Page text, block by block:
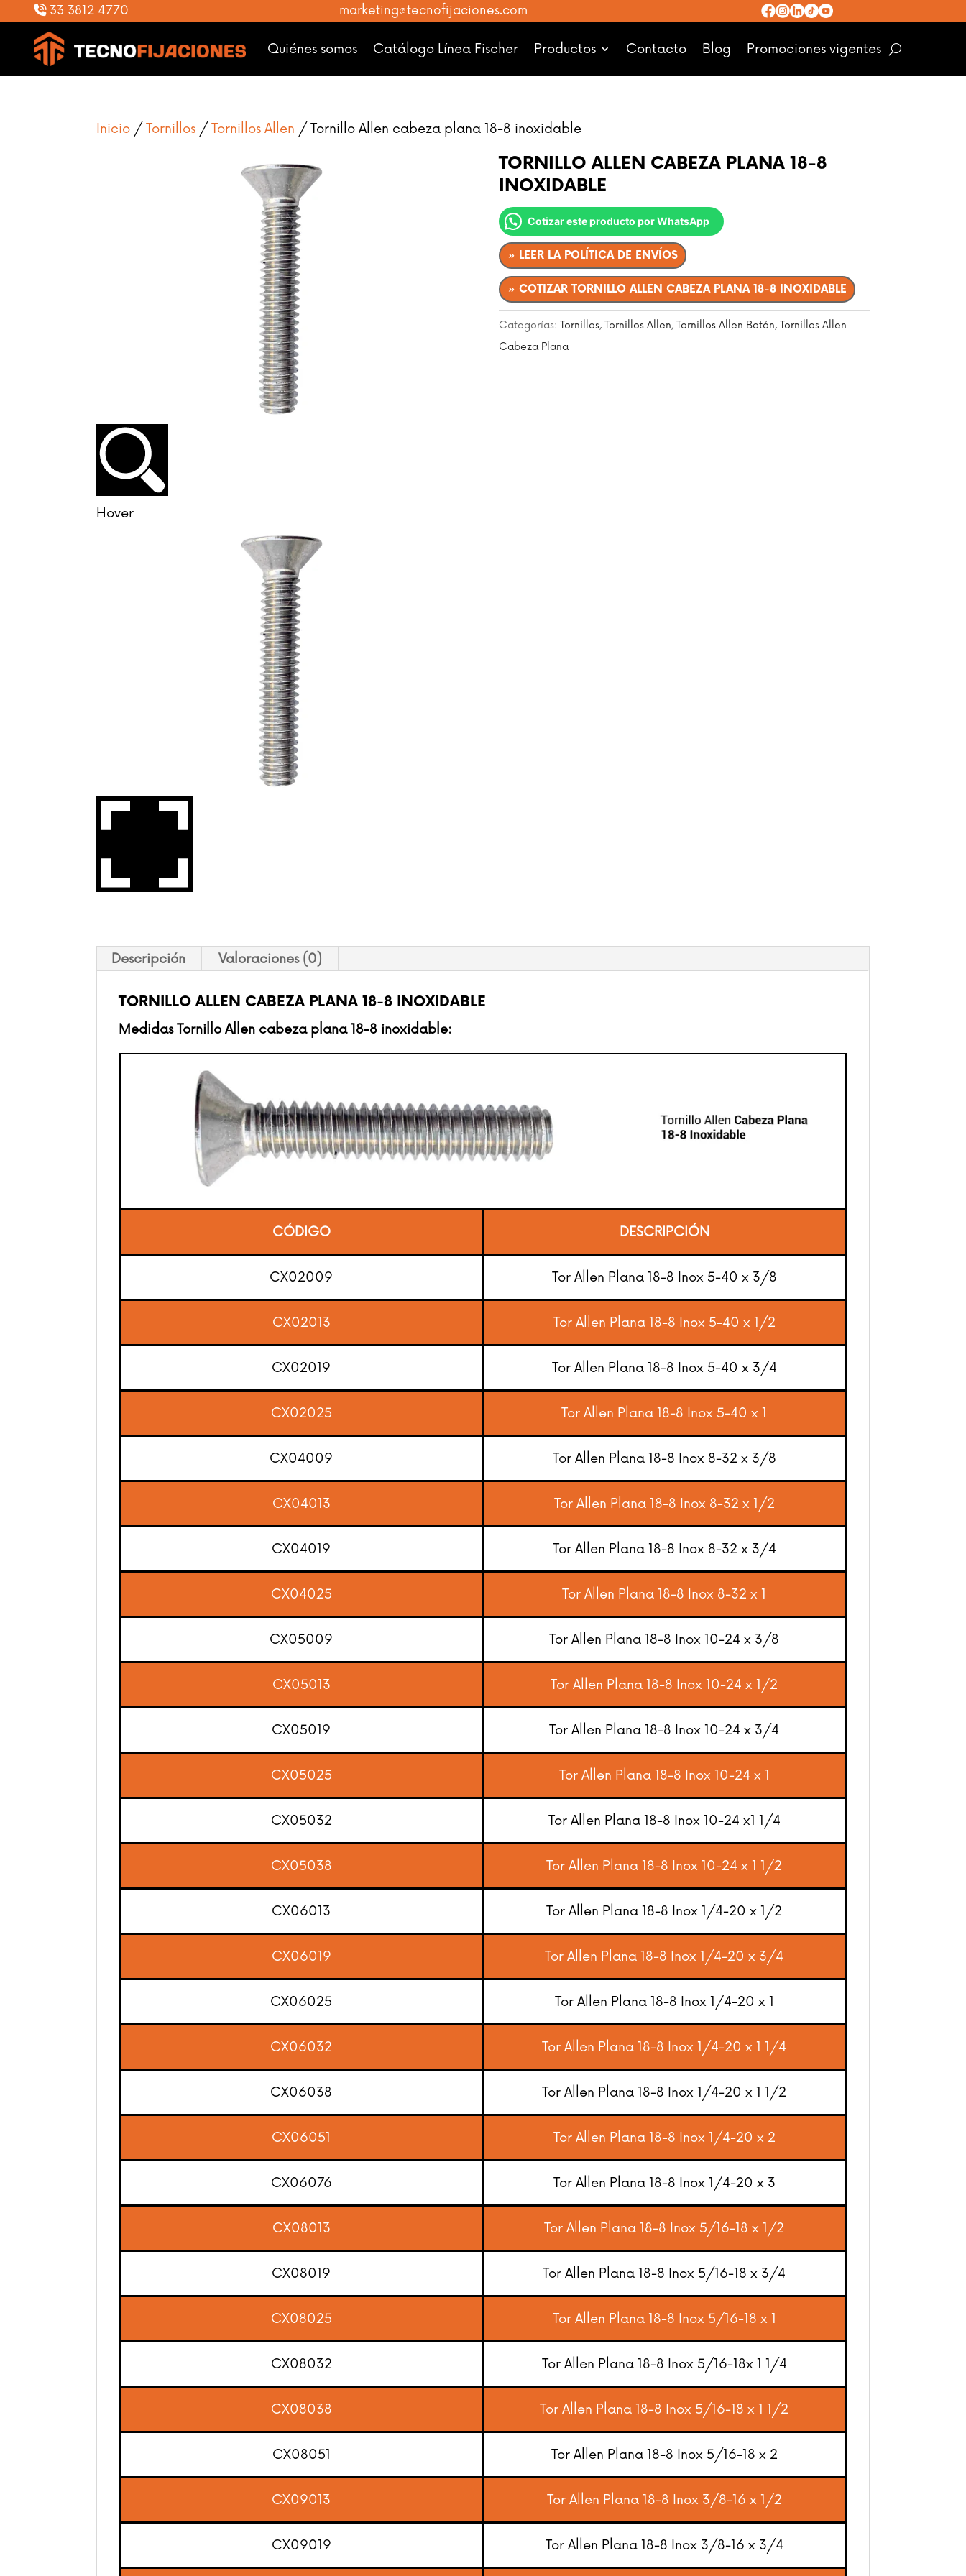
33 3812 4770 marketing@tecnofijaciones.com
Quiénes somos Catálogo Línea Fischer Productos Contacto Blog Promociones vigentes
Inicio /Tornillos /Tornillos Allen / Tornillo Allen cabeza plana 18-8 inoxidable
Hover
TORNILLO ALLEN CABEZA PLANA 18-8
INOXIDABLE
Cotizar este producto por WhatsApp
» LEER LA POLÍTICA DE ENVÍOS
» COTIZAR TORNILLO ALLEN CABEZA PLANA 18-8 INOXIDABLE
Categorías: Tornillos, Tornillos Allen, Tornillos Allen Botón, Tornillos Allen
Cabeza Plana
Descripción Valoraciones (0)
TORNILLO ALLEN CABEZA PLANA 18-8 INOXIDABLE
Medidas Tornillo Allen cabeza plana 18-8 inoxidable:
CÓDIGO DESCRIPCIÓN
CX02009 Tor Allen Plana 18-8 Inox 5-40 x 3/8
CX02013 Tor Allen Plana 18-8 Inox 5-40 x 1/2
CX02019 Tor Allen Plana 18-8 Inox 5-40 x 3/4
CX02025 Tor Allen Plana 18-8 Inox 5-40 x 1
CX04009 Tor Allen Plana 18-8 Inox 8-32 x 3/8
CX04013 Tor Allen Plana 18-8 Inox 8-32 x 1/2
CX04019 Tor Allen Plana 18-8 Inox 8-32 x 3/4
CX04025 Tor Allen Plana 18-8 Inox 8-32 x 1
CX05009 Tor Allen Plana 18-8 Inox 10-24 x 3/8
CX05013 Tor Allen Plana 18-8 Inox 10-24 x 1/2
CX05019 Tor Allen Plana 18-8 Inox 10-24 x 3/4
CX05025 Tor Allen Plana 18-8 Inox 10-24 x 1
CX05032 Tor Allen Plana 18-8 Inox 10-24 x1 1/4
CX05038 Tor Allen Plana 18-8 Inox 10-24 x 1 1/2
CX06013 Tor Allen Plana 18-8 Inox 1/4-20 x 1/2
CX06019 Tor Allen Plana 18-8 Inox 1/4-20 x 3/4
CX06025 Tor Allen Plana 18-8 Inox 1/4-20 x 1
CX06032 Tor Allen Plana 18-8 Inox 1/4-20 x 1 1/4
CX06038 Tor Allen Plana 18-8 Inox 1/4-20 x 1 1/2
CX06051 Tor Allen Plana 18-8 Inox 1/4-20 x 2
CX06076 Tor Allen Plana 18-8 Inox 1/4-20 x 3
CX08013 Tor Allen Plana 18-8 Inox 5/16-18 x 1/2
CX08019 Tor Allen Plana 18-8 Inox 5/16-18 x 3/4
CX08025 Tor Allen Plana 18-8 Inox 5/16-18 x 1
CX08032 Tor Allen Plana 18-8 Inox 5/16-18x 1 1/4
CX08038 Tor Allen Plana 18-8 Inox 5/16-18 x 1 1/2
CX08051 Tor Allen Plana 18-8 Inox 5/16-18 x 2
CX09013 Tor Allen Plana 18-8 Inox 3/8-16 x 1/2
CX09019 Tor Allen Plana 18-8 Inox 3/8-16 x 3/4